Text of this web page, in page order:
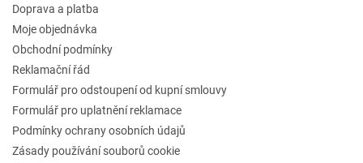
Doprava a platba
Moje objednávka
Obchodní podmínky
Reklamační řád
Formulář pro odstoupení od kupní smlouvy
Formulář pro uplatnění reklamace
Podmínky ochrany osobních údajů
Zásady používání souborů cookie